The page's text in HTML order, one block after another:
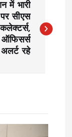
में भारी
पर सीएस
अलर्ट रहे